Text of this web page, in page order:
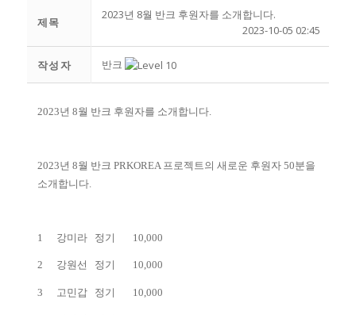
제목
2023년 8월 반크 후원자를 소개합니다.
2023-10-05 02:45
작성자 반크
2023년 8월 반크 후원자를 소개합니다.
2023년 8월 반크 PRKOREA 프로젝트의 새로운 후원자 50분을
소개합니다.
1 강미라 정기 10,000
2 강원선 정기 10,000
3 고민갑 정기 10,000